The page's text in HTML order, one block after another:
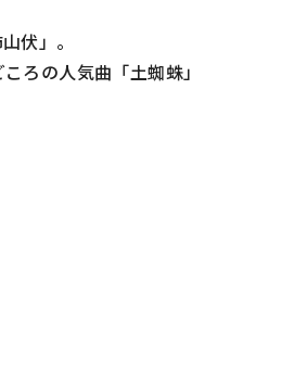
伏」。
ろの人気曲「土蜘蛛」